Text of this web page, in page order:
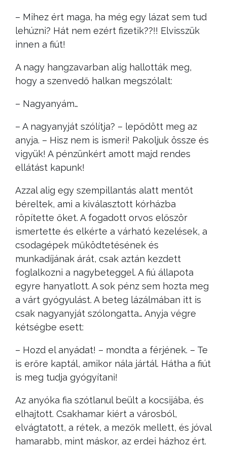
– Mihez ért maga, ha még egy lázat sem tud
lehúzni? Hát nem ezért fizetik??!! Elvisszük
innen a fiút!
A nagy hangzavarban alig hallották meg,
hogy a szenvedő halkan megszólalt:
– Nagyanyám…
– A nagyanyját szólítja? – lepődött meg az
anyja. – Hisz nem is ismeri! Pakoljuk össze és
vigyük! A pénzünkért amott majd rendes
ellátást kapunk!
Azzal alig egy szempillantás alatt mentőt
béreltek, ami a kiválasztott kórházba
röpítette őket. A fogadott orvos először
ismertette és elkérte a várható kezelések, a
csodagépek működtetésének és
munkadíjának árát, csak aztán kezdett
foglalkozni a nagybeteggel. A fiú állapota
egyre hanyatlott. A sok pénz sem hozta meg
a várt gyógyulást. A beteg lázálmában itt is
csak nagyanyját szólongatta… Anyja végre
kétségbe esett:
– Hozd el anyádat! – mondta a férjének. – Te
is erőre kaptál, amikor nála jártál. Hátha a fiút
is meg tudja gyógyítani!
Az anyóka fia szótlanul beült a kocsijába, és
elhajtott. Csakhamar kiért a városból,
elvágtatott, a rétek, a mezők mellett, és jóval
hamarabb, mint máskor, az erdei házhoz ért.